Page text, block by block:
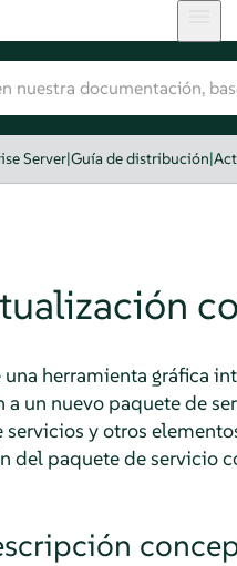
Server|Guía de distribución|
una herramienta gráfica
a un nuevo paquete de
servicios y otros
del paquete de servicio